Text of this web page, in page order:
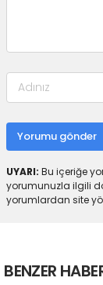
Yorumu gönder
UYARI: Bu içeriğe
yorumunuzla ilgili
yorumlardan site
BENZER